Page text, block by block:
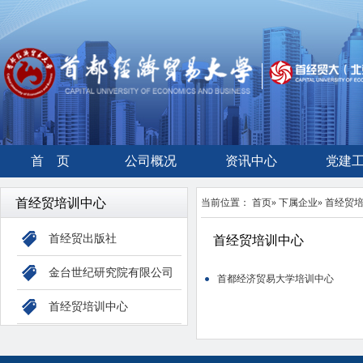
首 页 公司概况 资讯中心 党建
首经贸培训中心
首经贸出版社
金台世纪研究院有限公司
首经贸培训中心
当前位置： 首页» 下属企业» 首经贸
首经贸培训中心
首都经济贸易大学培训中心